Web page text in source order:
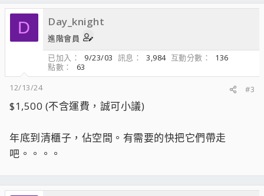
D Day_knight
進階會員
已加入
9/23/03 訊息 3,984 互動分數
136
點數
63
12/13/24
#3
$1,500 (不含運費，誠可小議)
年底到清櫃子，佔空間。有需要的快把它們帶走
吧。。。。